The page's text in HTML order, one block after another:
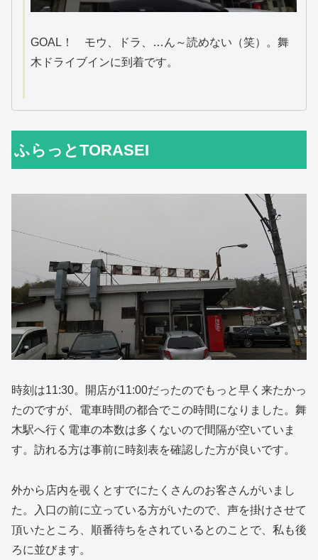
GOAL！ モウ、ドラ、…ん～読めない（笑）。舞
木ドライブインに到着です。
ふらっとTORASEI
時刻は11:30。開店が11:00だったのでもっと早く来たかっ
たのですが、電車時間の都合でこの時間になりました。舞
木駅へ行く電車の本数は多くないので間隔が空いていま
す。訪れる方は事前に時刻表を確認した方が良いです。
外から店内を覗くとすでにたくさんのお客さんがいまし
た。入口の前に立っている方がいたので、声を掛けさせて
頂いたところ、順番待ちをされているとのことで、私も後
ろに並びます。